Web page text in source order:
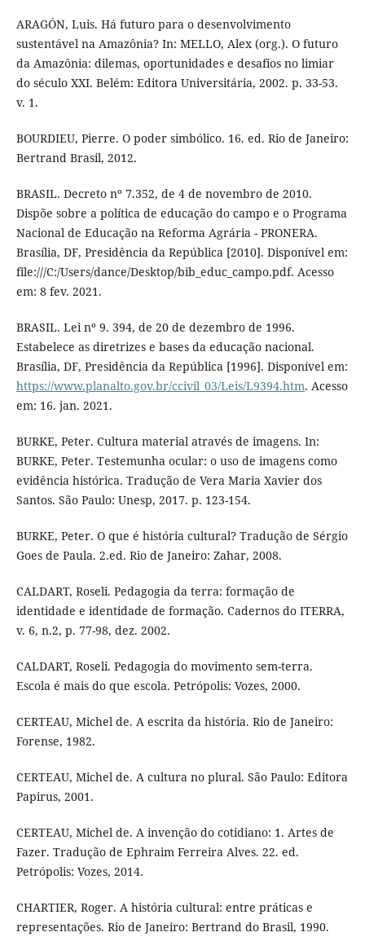
ARAGÓN, Luis. Há futuro para o desenvolvimento
sustentável na Amazônia? In: MELLO, Alex (org.). O futuro
da Amazônia: dilemas, oportunidades e desafios no limiar
do século XXI. Belém: Editora Universitária, 2002. p. 33-53.
v. 1.
BOURDIEU, Pierre. O poder simbólico. 16. ed. Rio de Janeiro:
Bertrand Brasil, 2012.
BRASIL. Decreto nº 7.352, de 4 de novembro de 2010.
Dispõe sobre a política de educação do campo e o Programa
Nacional de Educação na Reforma Agrária - PRONERA.
Brasília, DF, Presidência da República [2010]. Disponível em:
file:///C:/Users/dance/Desktop/bib_educ_campo.pdf. Acesso
em: 8 fev. 2021.
BRASIL. Lei nº 9. 394, de 20 de dezembro de 1996.
Estabelece as diretrizes e bases da educação nacional.
Brasília, DF, Presidência da República [1996]. Disponível em:
https://www.planalto.gov.br/ccivil_03/Leis/L9394.htm. Acesso
em: 16. jan. 2021.
BURKE, Peter. Cultura material através de imagens. In:
BURKE, Peter. Testemunha ocular: o uso de imagens como
evidência histórica. Tradução de Vera Maria Xavier dos
Santos. São Paulo: Unesp, 2017. p. 123-154.
BURKE, Peter. O que é história cultural? Tradução de Sérgio
Goes de Paula. 2.ed. Rio de Janeiro: Zahar, 2008.
CALDART, Roseli. Pedagogia da terra: formação de
identidade e identidade de formação. Cadernos do ITERRA,
v. 6, n.2, p. 77-98, dez. 2002.
CALDART, Roseli. Pedagogia do movimento sem-terra.
Escola é mais do que escola. Petrópolis: Vozes, 2000.
CERTEAU, Michel de. A escrita da história. Rio de Janeiro:
Forense, 1982.
CERTEAU, Michel de. A cultura no plural. São Paulo: Editora
Papirus, 2001.
CERTEAU, Michel de. A invenção do cotidiano: 1. Artes de
Fazer. Tradução de Ephraim Ferreira Alves. 22. ed.
Petrópolis: Vozes, 2014.
CHARTIER, Roger. A história cultural: entre práticas e
representações. Rio de Janeiro: Bertrand do Brasil, 1990.